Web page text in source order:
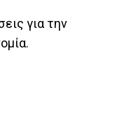
για την